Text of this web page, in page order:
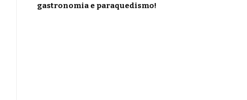
gastronomia e paraquedismo!